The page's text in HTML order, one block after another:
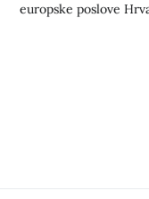
europske poslove